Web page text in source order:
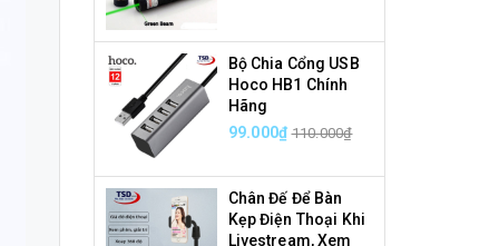
Bộ Chia Cổng USB
Hoco HB1 Chính
Hãng
99.000₫ 110.000₫
Chân Đế Để Bàn
Kẹp Điện Thoại Khi
Livestream, Xem